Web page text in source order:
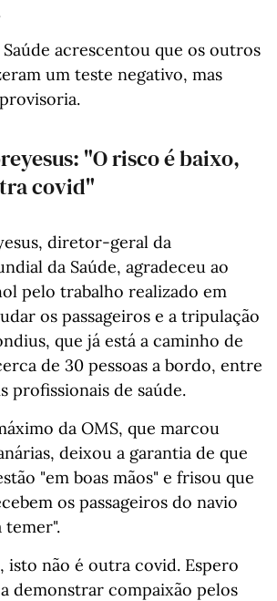
acrescentou que os outros
um teste negativo, mas
"O risco é baixo,
covid"
diretor-geral da
da Saúde, agradeceu ao
pelo trabalho realizado em
os passageiros e a tripulação
que já está a caminho de
de 30 pessoas a bordo, entre
profissionais de saúde.
da OMS, que marcou
deixou a garantia de que
"em boas mãos" e frisou que
os passageiros do navio
temer".
isto não é outra covid. Espero
demonstrar compaixão pelos